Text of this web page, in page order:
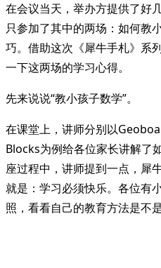
在会议当天，举办方提供了好
只参加了其中的两场：如何教
巧。借助这次《犀牛手札》系
一下这两场的学习心得。
先来说说“教小孩子数学”。
在课堂上，讲师分别以
Blocks为例给各位家长讲解了
座过程中，讲师提到一点，犀
就是：学习必须快乐。各位有
照，看看自己的教育方法是不是